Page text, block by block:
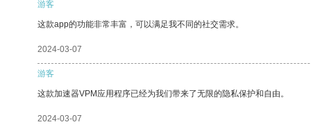
游客
这款app的功能非常丰富，可以满足我不同的社交需求。
2024-03-07
游客
这款加速器VPM应用程序已经为我们带来了无限的隐私保护和自由。
2024-03-07